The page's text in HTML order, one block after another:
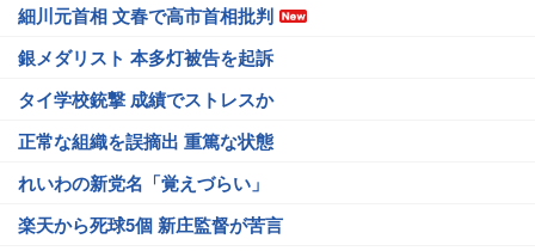
細川元首相 文春で高市首相批判
銀メダリスト 本多灯被告を起訴
タイ学校銃撃 成績でストレスか
正常な組織を誤摘出 重篤な状態
れいわの新党名「覚えづらい」
楽天から死球5個 新庄監督が苦言